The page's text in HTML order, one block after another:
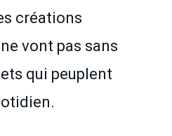
créations
vont pas sans
qui peuplent